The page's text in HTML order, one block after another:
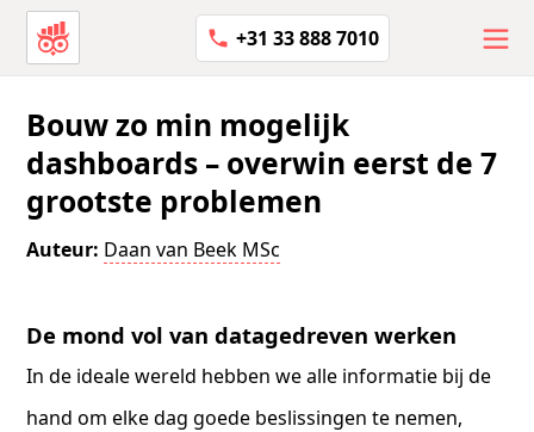
+31 33 888 7010
Bouw zo min mogelijk
dashboards – overwin eerst de 7
grootste problemen
Auteur: Daan van Beek MSc
De mond vol van datagedreven werken
In de ideale wereld hebben we alle informatie bij de
hand om elke dag goede beslissingen te nemen,